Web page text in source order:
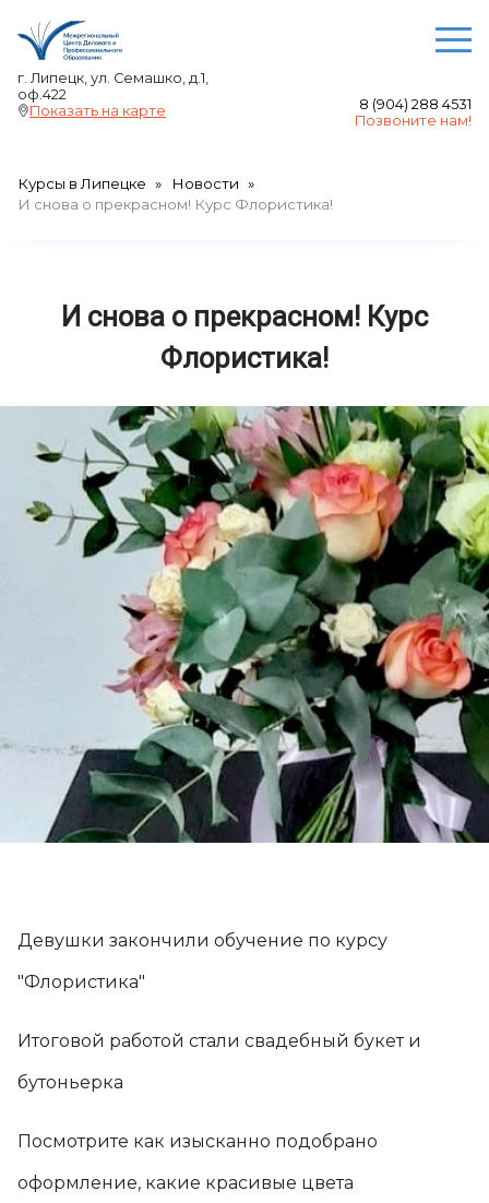
О ЦЕНТРЕ
Преподаватели
Выдаваемые документы
НАШИ КУРСЫ
Курсы по сметному делу и финансовому
менеджменту в Липецке
Курсы менеджмента в Липецке
Компьютерные курсы в Липецке - в группе и
индивидуально
Курсы красоты и здоровья в Липецке
Курсы дизайна среды в Липецке
Хобби курсы в Липецке
Самые популярные
НОВОСТИ
О курсах (132)
О центре (39)
О навыках (15)
Контакты
8 (904) 288 4531
г. Липецк, ул. Семашко, д.1,
оф.422
Показать на карте
8 (904) 288 4531
Позвоните нам!
Курсы в Липецке
Новости
И снова о прекрасном! Курс Флористика!
И снова о прекрасном! Курс
Флористика!
Девушки закончили обучение по курсу
"Флористика"
Итоговой работой стали свадебный букет и
бутоньерка
Посмотрите как изысканно подобрано
оформление, какие красивые цвета